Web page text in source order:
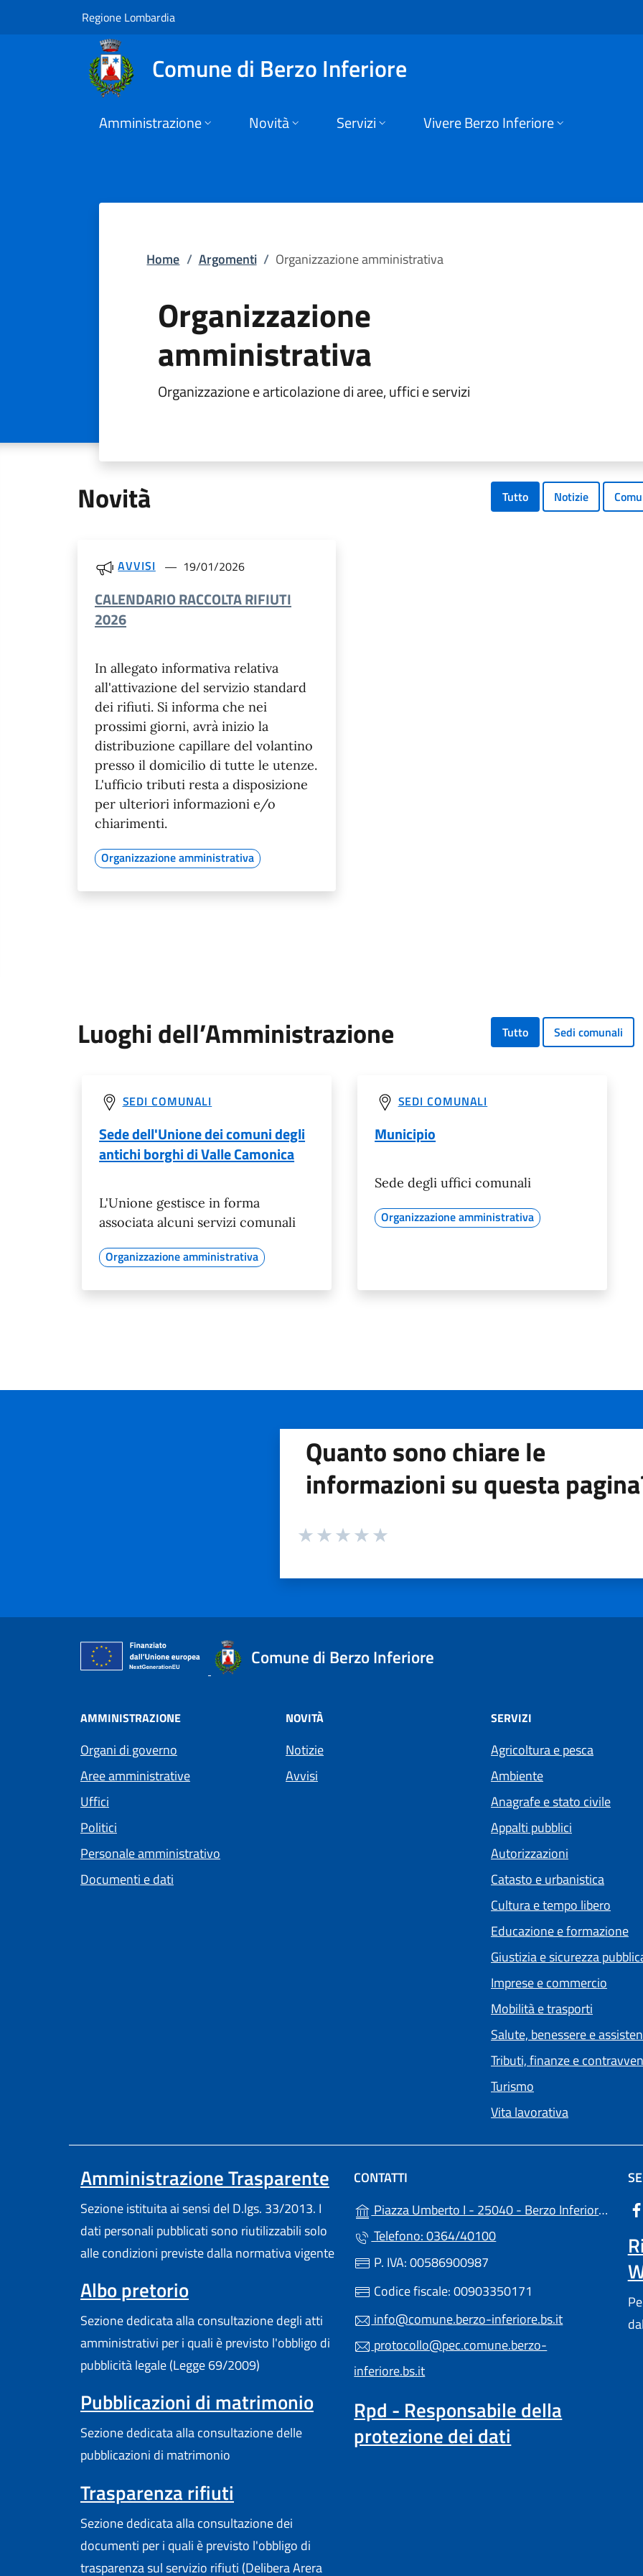
Vai al contenuto principale
Organizzazione amministrativa |
Regione Lombardia
Comune di Berzo Inferiore
Amministrazione Novità Servizi Vivere Berzo Inferiore
Home / Argomenti / Organizzazione amministrativa
Organizzazione
amministrativa
Organizzazione e articolazione di aree, uffici e servizi
Novità Tutto Notizie
AVVISI 19/01/2026
CALENDARIO RACCOLTA RIFIUTI
2026
In allegato informativa relativa
all'attivazione del servizio standard
dei rifiuti. Si informa che nei
prossimi giorni, avrà inizio la
distribuzione capillare del volantino
presso il domicilio di tutte le utenze.
L'ufficio tributi resta a disposizione
per ulteriori informazioni e/o
chiarimenti.
Organizzazione amministrativa
Luoghi dell’Amministrazione Tutto Sedi comunali
SEDI COMUNALI
Sede dell'Unione dei comuni degli
antichi borghi di Valle Camonica
L'Unione gestisce in forma
associata alcuni servizi comunali
Organizzazione amministrativa
SEDI COMUNALI
Municipio
Sede degli uffici comunali
Organizzazione amministrativa
Quanto sono chiare le
informazioni su questa
Valuta da 1 a 5 stelle la pagina
Comune di Berzo Inferiore
AMMINISTRAZIONE
Organi di governo
Aree amministrative
Uffici
Politici
Personale amministrativo
Documenti e dati
NOVITÀ
Notizie
Avvisi
SERVIZI
Agricoltura e pesca
Ambiente
Anagrafe e stato civile
Appalti pubblici
Autorizzazioni
Catasto e urbanistica
Cultura e tempo libero
Educazione e formazione
Giustizia e sicurezza
Imprese e commercio
Mobilità e trasporti
Salute, benessere e
Tributi, finanze e
Turismo
Vita lavorativa
Amministrazione Trasparente
Sezione istituita ai sensi del D.lgs. 33/2013. I
dati personali pubblicati sono riutilizzabili solo
alle condizioni previste dalla normativa vigente
Albo pretorio
Sezione dedicata alla consultazione degli atti
amministrativi per i quali è previsto l'obbligo di
pubblicità legale (Legge 69/2009)
Pubblicazioni di matrimonio
Sezione dedicata alla consultazione delle
pubblicazioni di matrimonio
Trasparenza rifiuti
Sezione dedicata alla consultazione dei
documenti per i quali è previsto l'obbligo di
trasparenza sul servizio rifiuti (Delibera Arera
CONTATTI
Piazza Umberto I - 25040 - Berzo Inferiore (BS)
Telefono: 0364/40100
P. IVA: 00586900987
Codice fiscale: 00903350171
info@comune.berzo-inferiore.bs.it
protocollo@pec.comune.berzo-
inferiore.bs.it
Rpd - Responsabile della
protezione dei dati